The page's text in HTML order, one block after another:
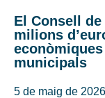
El Consell
milions
municipals
5 de maig de 2026